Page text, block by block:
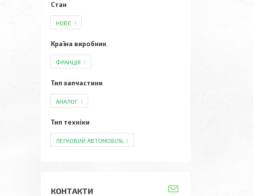
Стан
НОВЕ 1
Країна виробник
ФРАНЦІЯ 1
Тип запчастини
АНАЛОГ 1
Тип техніки
ЛЕГКОВИЙ АВТОМОБІЛЬ 1
КОНТАКТИ